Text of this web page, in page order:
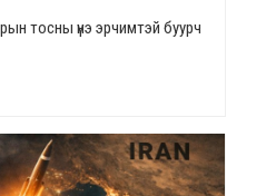
тосны үнэ эрчимтэй буурч